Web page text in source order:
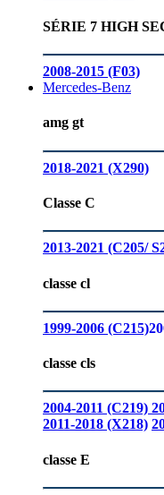
SÉRIE 7 HIGH
2008-2015 (F03)
Mercedes-Benz
amg gt
2018-2021 (X290)
Classe C
2013-2021 (C205/
classe cl
1999-2006 (C215)
classe cls
2004-2011 (C219)
2011-2018 (X218)
classe E